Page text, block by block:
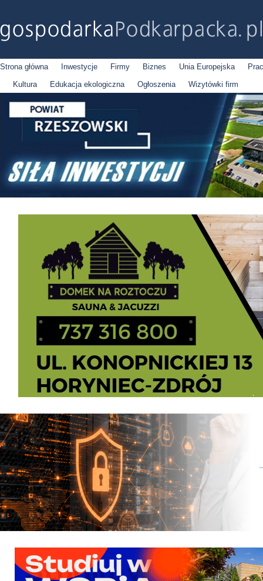
Strona główna Inwestycje Firmy Biznes Unia Europejska
Kultura
Edukacja ekologiczna Ogłoszenia Wizytówki firm